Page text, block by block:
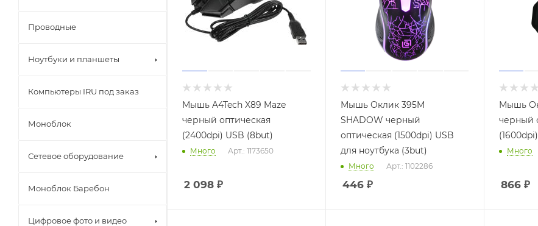
Мышь A4Tech X89 Maze
черный оптическая
(2400dpi) USB (8but)
Много Арт.: 1173650
2 098 ₽
Мышь Оклик 395M
SHADOW черный
оптическая (1500dpi) USB
для ноутбука (3but)
Много Арт.: 1102286
446₽
Мышь
черный
Много
866₽
Проводные
Ноутбуки и планшеты
Компьютеры IRU под заказ
Моноблок
Сетевое оборудование
Моноблок Баребон
Цифровое фото и видео